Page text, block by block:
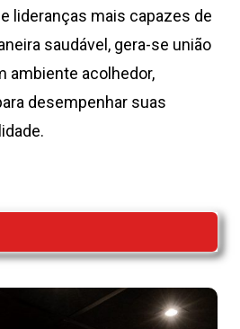
lideranças mais capazes de
saudável, gera-se união
ambiente acolhedor,
desempenhar suas